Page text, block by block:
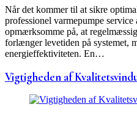
Når det kommer til at sikre
professionel varmepumpe
opmærksomme på, at
forlænger levetiden på systemet,
energieffektiviteten. En…
Vigtigheden af